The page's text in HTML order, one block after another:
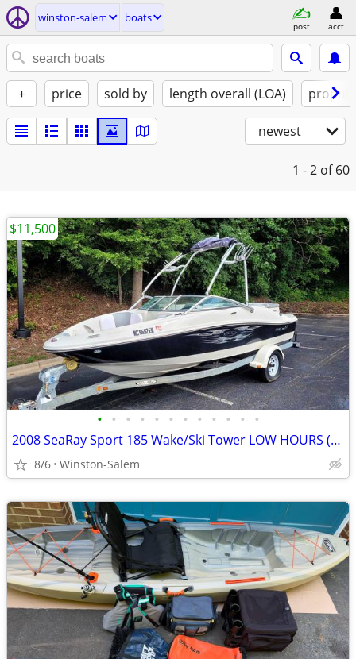
winston-salem boats
post acct
+ price sold by length overall (LOA)
newest
1 - 2 of 60
• • • • • • • • • • • •
2008 SeaRay Sport 185 Wake/Ski Tower LOW HOURS (sea-ray speed boat)
8/6 Winston-Salem
$11,500